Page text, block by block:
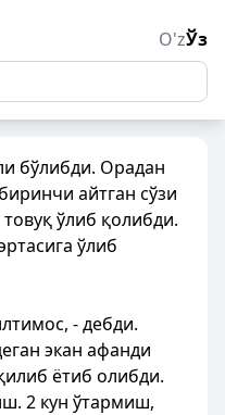
O'zЎз
бўлибди. Орадан
айтган сўзи
ўлиб қолибди.
ўлиб
- дебди.
экан афанди
ётиб олибди.
2 кун ўтармиш,